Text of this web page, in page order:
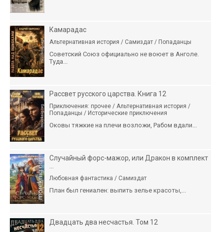
Камарадас
Альтернативная история / Самиздат / Попаданцы
Советский Союз официально не воюет в Анголе.
Туда...
Рассвет русского царства. Книга 12
Приключения: прочее / Альтернативная история /
Попаданцы / Исторические приключения
Оковы тяжкие на плечи возложи, Рабом вдали...
Случайный форс-мажор, или Дракон в комплект
Любовная фантастика / Самиздат
План был гениален: выпить зелье красоты,...
Двадцать два несчастья. Том 12